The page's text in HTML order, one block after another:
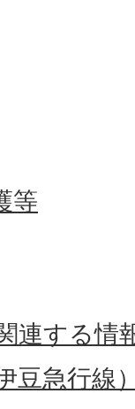
等
連する情
豆急行線